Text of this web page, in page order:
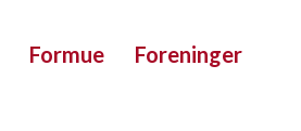
Formue Foreninger